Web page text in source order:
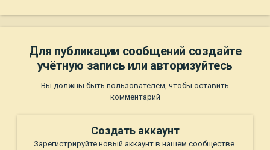
Для публикации сообщений создайте
учётную запись или авторизуйтесь
Вы должны быть пользователем, чтобы оставить
комментарий
Создать аккаунт
Зарегистрируйте новый аккаунт в нашем сообществе.